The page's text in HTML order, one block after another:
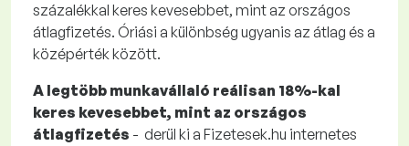
százalékkal keres kevesebbet, mint az országos
átlagfizetés. Óriási a különbség ugyanis az átlag és a
középérték között.
A legtöbb munkavállaló reálisan 18%-kal
keres kevesebbet, mint az országos
átlagfizetés - derül ki a Fizetesek.hu internetes